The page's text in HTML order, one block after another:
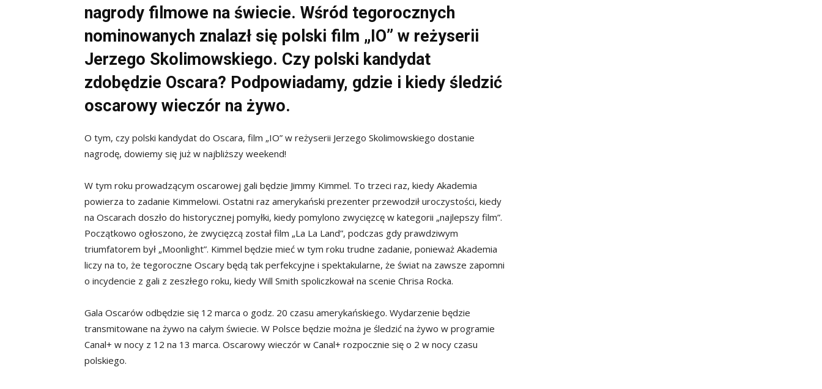
nagrody filmowe na świecie. Wśród tegorocznych
nominowanych znalazł się polski film „IO” w reżyserii
Jerzego Skolimowskiego. Czy polski kandydat
zdobędzie Oscara? Podpowiadamy, gdzie i kiedy śledzić
oscarowy wieczór na żywo.
O tym, czy polski kandydat do Oscara, film „IO” w reżyserii Jerzego Skolimowskiego dostanie
nagrodę, dowiemy się już w najbliższy weekend!
W tym roku prowadzącym oscarowej gali będzie Jimmy Kimmel. To trzeci raz, kiedy Akademia
powierza to zadanie Kimmelowi. Ostatni raz amerykański prezenter przewodził uroczystości, kiedy
na Oscarach doszło do historycznej pomyłki, kiedy pomylono zwycięzcę w kategorii „najlepszy film”.
Początkowo ogłoszono, że zwycięzcą został film „La La Land”, podczas gdy prawdziwym
triumfatorem był „Moonlight”. Kimmel będzie mieć w tym roku trudne zadanie, ponieważ Akademia
liczy na to, że tegoroczne Oscary będą tak perfekcyjne i spektakularne, że świat na zawsze zapomni
o incydencie z gali z zeszłego roku, kiedy Will Smith spoliczkował na scenie Chrisa Rocka.
Gala Oscarów odbędzie się 12 marca o godz. 20 czasu amerykańskiego. Wydarzenie będzie
transmitowane na żywo na całym świecie. W Polsce będzie można je śledzić na żywo w programie
Canal+ w nocy z 12 na 13 marca. Oscarowy wieczór w Canal+ rozpocznie się o 2 w nocy czasu
polskiego.